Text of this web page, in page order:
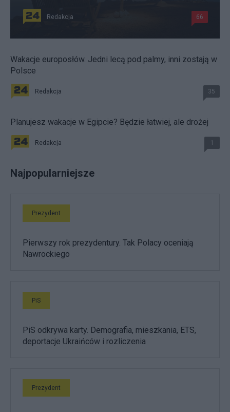
Redakcja 66
Wakacje europosłów. Jedni lecą pod palmy, inni zostają w
Polsce
Redakcja 35
Planujesz wakacje w Egipcie? Będzie łatwiej, ale drożej
Redakcja 1
Najpopularniejsze
Prezydent
Pierwszy rok prezydentury. Tak Polacy oceniają
Nawrockiego
PiS
PiS odkrywa karty. Demografia, mieszkania, ETS,
deportacje Ukraińców i rozliczenia
Prezydent